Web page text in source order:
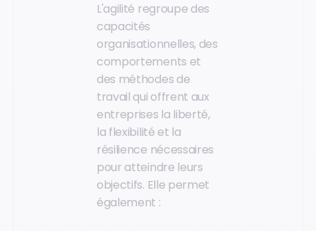
L'agilité regroupe des
capacités
organisationnelles, des
comportements et
des méthodes de
travail qui offrent aux
entreprises la liberté,
la flexibilité et la
résilience nécessaires
pour atteindre leurs
objectifs. Elle permet
également :